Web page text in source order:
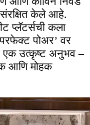
संरक्षित केले आहे.
प्लॅटर्सची कला
पोअर’ वर
एक उत्कृष्ट अनुभव –
आणि मोहक